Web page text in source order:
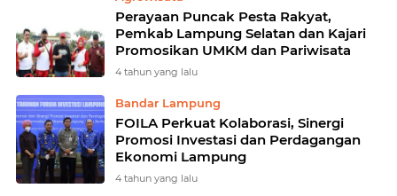
Perayaan Puncak Pesta Rakyat,
Pemkab Lampung Selatan dan Kajari
Promosikan UMKM dan Pariwisata
4 tahun yang lalu
Bandar Lampung
FOILA Perkuat Kolaborasi, Sinergi
Promosi Investasi dan Perdagangan
Ekonomi Lampung
4 tahun yang lalu